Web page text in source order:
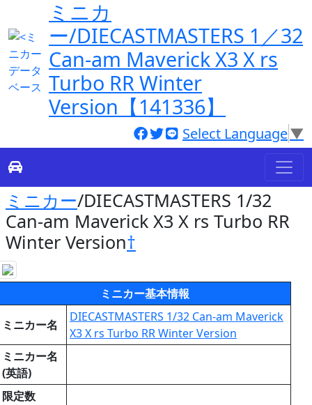
ミニカ
ー/DIECASTMASTERS 1／32
Can-am Maverick X3 X rs
Turbo RR Winter
Version【141336】
Select Language▼
ミニカー/DIECASTMASTERS 1/32
Can-am Maverick X3 X rs Turbo RR
Winter Version†
ミニカー基本情報
ミニカー名
DIECASTMASTERS 1/32 Can-am Maverick
X3 X rs Turbo RR Winter Version
ミニカー名
(英語)
限定数